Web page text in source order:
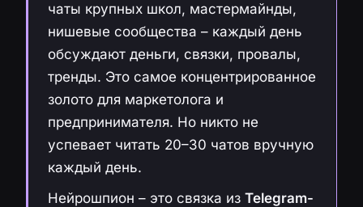
чаты крупных школ, мастермайнды,
нишевые сообщества – каждый день
обсуждают деньги, связки, провалы,
тренды. Это самое концентрированное
золото для маркетолога и
предпринимателя. Но никто не
успевает читать 20–30 чатов вручную
каждый день.
Нейрошпион – это связка из Telegram-